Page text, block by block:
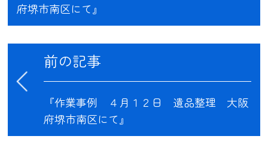
前の記事
『作業事例 ４月１２日 遺品整理 大阪
府堺市南区にて』
府堺市南区にて』